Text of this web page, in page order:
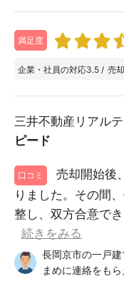
満足度
企業・社員の対応3.5 / 売
三井不動産リアル
ピード
口コミ
売却開始後
りました。その間
整し、双方合意で
続きをみる
長岡京市の一戸
まめに連絡をも